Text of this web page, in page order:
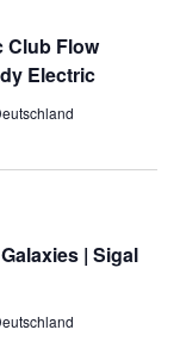
Club Flow
Electric
| Sigal